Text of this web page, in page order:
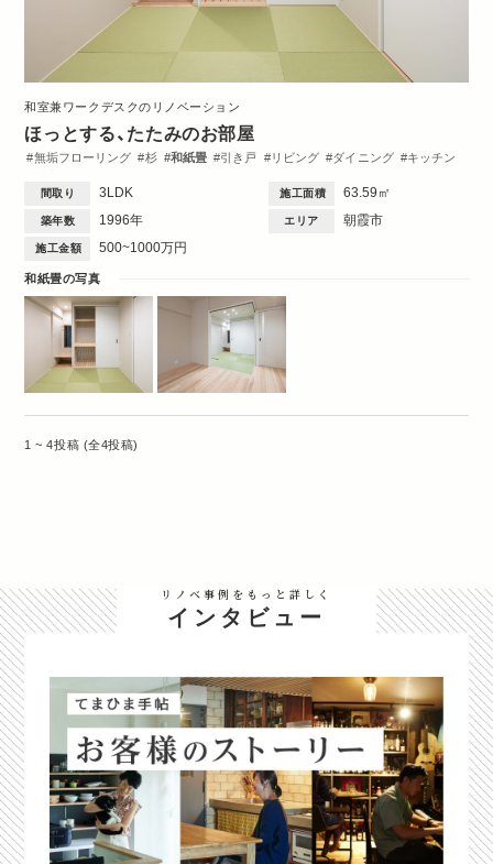
和室兼ワークデスクのリノベーション
ほっとする、たたみのお部屋
無垢フローリング 杉 和紙畳 引き戸 リビング ダイニング
キッチン
間取り 3LDK 施工面積 63.59㎡
築年数 1996年 エリア 朝霞市
施工金額 500~1000万円
和紙畳の写真
1 ~ 4投稿 (全4投稿)
リノベ事例をもっと詳しく
インタビュー